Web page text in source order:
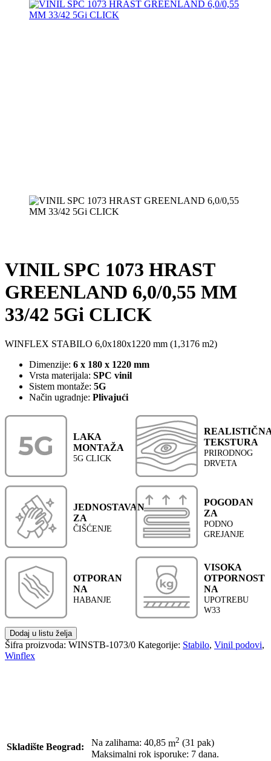
VINIL SPC 1073 HRAST
GREENLAND 6,0/0,55 MM
33/42 5Gi CLICK
WINFLEX STABILO 6,0x180x1220 mm (1,3176 m2)
Dimenzije: 6 x 180 x 1220 mm
Vrsta materijala: SPC vinil
Sistem montaže: 5G
Način ugradnje: Plivajući
LAKA
MONTAŽA
5G CLICK
TEKSTURA
PRIRODNOG
DRVETA
JEDNOSTAVAN
ZA
ČIŠĆENJE
POGODAN
ZA
PODNO
GREJANJE
OTPORAN
NA
HABANJE
VISOKA
OTPORNOST
NA
UPOTREBU
W33
Dodaj u listu želja
Šifra proizvoda: WINSTB-1073/0 Kategorije: Stabilo, Vinil podovi,
Winflex
Skladište Beograd: Na zalihama: 40,85 m2 (31 pak)
Maksimalni rok isporuke: 7 dana.